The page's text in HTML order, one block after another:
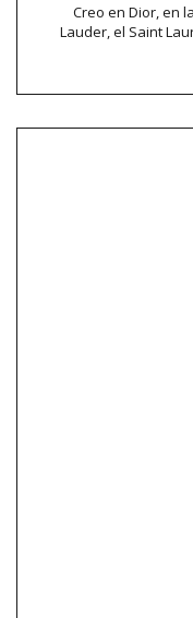
Creo en Dior, en
Lauder, el Saint